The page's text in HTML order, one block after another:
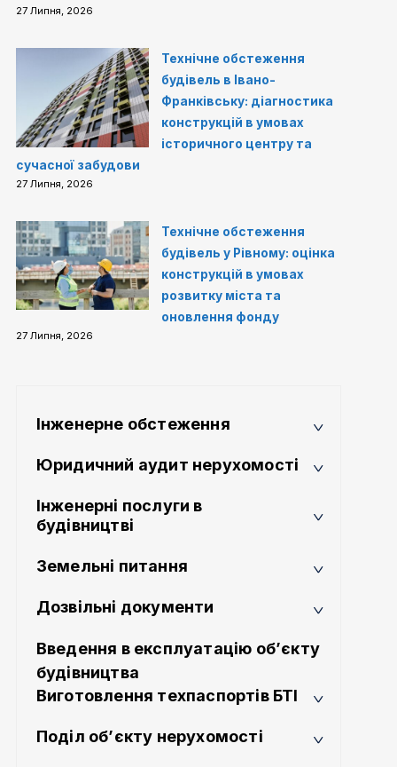
27 Липня, 2026
Технічне обстеження
будівель в Івано-
Франківську: діагностика
конструкцій в умовах
історичного центру та
сучасної забудови
27 Липня, 2026
Технічне обстеження
будівель у Рівному: оцінка
конструкцій в умовах
розвитку міста та
оновлення фонду
27 Липня, 2026
Інженерне обстеження
Юридичний аудит нерухомості
Інженерні послуги в
будівництві
Земельні питання
Дозвільні документи
Введення в експлуатацію об’єкту
будівництва
Виготовлення техпаспортів БТІ
Поділ об’єкту нерухомості